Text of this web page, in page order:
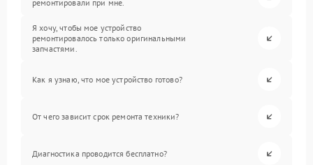
ремонтировали при мне.
Я хочу, чтобы мое устройство
ремонтировалось только оригинальными
запчастями.
Как я узнаю, что мое устройство готово?
От чего зависит срок ремонта техники?
Диагностика проводится бесплатно?